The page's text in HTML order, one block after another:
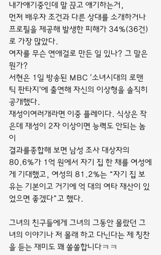
내가얘기중인데 말 끊고 얘기하는거,
먼저 배우자 조건과 다른 상대를 소개하거나
프로필을 제공해 발생한 피해가 34%(36건)
로 가장 많았다.
여자를 무슨 연애걸로 만든 일 있나? 그 말은
뭔가?
서현은 1일 방송된 MBC '소녀시대의 로맨
틱 판타지'에 출연해 자신의 이상형을 솔직히
공개했다.
재성이여러개라면 이중 플레이다. 식상은 작
은데 재성이 2자 이상이면 능력도 안되는 놈
이
결과를종합해 보면 남성 조사 대상자의
80.6%가 1억 원에서 자기 집 한 채를 여성에
게 기대했고, 여성의 81.2%는 “자기 집 보
유는 기본이고 거기에 억 대의 여타 재산이 있
었으면 좋겠다”고 했다.
그녀의 친구들에게 그녀의 그동안 몰랐던 그
녀의 이야기나 저 몰래 하고 다닌다는 제 칭찬
을 듣는 재미도 꽤 쏠쏠합니다ㅋㅋ